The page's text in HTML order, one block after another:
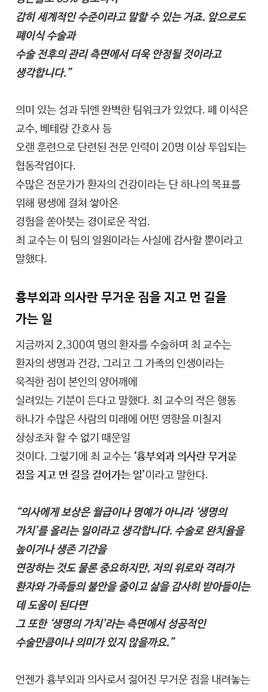
감히 세계적인 수준이라고 말할 수 있는 거죠. 앞으로도
폐이식 수술과
수술 전후의 관리 측면에서 더욱 안정될 것이라고
생각합니다.”
의미 있는 성과 뒤엔 완벽한 팀워크가 있었다. 폐 이식은
교수, 베테랑 간호사 등
오랜 훈련으로 단련된 전문 인력이 20명 이상 투입되는
협동작업이다.
수많은 전문가가 환자의 건강이라는 단 하나의 목표를
위해 평생에 걸쳐 쌓아온
경험을 쏟아붓는 경이로운 작업.
최 교수는 이 팀의 일원이라는 사실에 감사할 뿐이라고
말했다.
흉부외과 의사란 무거운 짐을 지고 먼 길을
가는 일
지금까지 2,300여 명의 환자를 수술하며 최 교수는
환자의 생명과 건강, 그리고 그 가족의 인생이라는
묵직한 짐이 본인의 양어깨에
실려있는 기분이 든다고 말했다. 최 교수의 작은 행동
하나가 수많은 사람의 미래에 어떤 영향을 미칠지
상상조차 할 수 없기 때문일
것이다. 그렇기에 최 교수는 ‘흉부외과 의사란 무거운
짐을 지고 먼 길을 걸어가는 일’이라고 말한다.
“의사에게 보상은 월급이나 명예가 아니라 ‘생명의
가치’를 올리는 일이라고 생각합니다. 수술로 완치율을
높이거나 생존 기간을
연장하는 것도 물론 중요하지만, 저의 위로와 격려가
환자와 가족들의 불안을 줄이고 삶을 감사히 받아들이는
데 도움이 된다면
그 또한 ‘생명의 가치’라는 측면에서 성공적인
수술만큼이나 의미가 있지 않을까요.”
언젠가 흉부외과 의사로서 짊어진 무거운 짐을 내려놓는